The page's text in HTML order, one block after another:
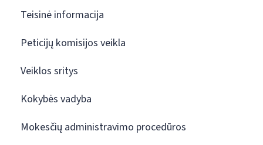
Teisinė informacija
Peticijų komisijos veikla
Veiklos sritys
Kokybės vadyba
Mokesčių administravimo procedūros